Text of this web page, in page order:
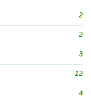
2
2
3
12
4